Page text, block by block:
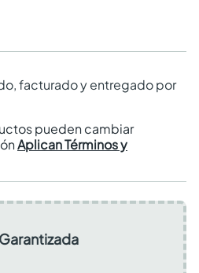
facturado y entregado por
pueden cambiar
Aplican Términos y